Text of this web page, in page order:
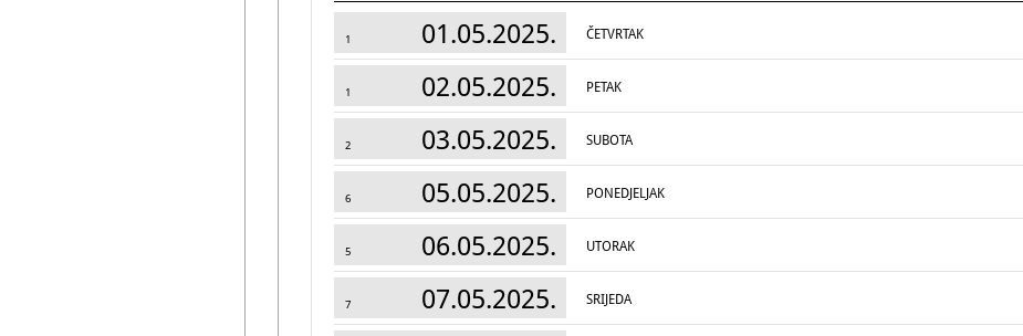
1 01.05.2025. ČETVRTAK
1 02.05.2025. PETAK
2 03.05.2025. SUBOTA
6 05.05.2025. PONEDJELJAK
5 06.05.2025. UTORAK
7 07.05.2025. SRIJEDA